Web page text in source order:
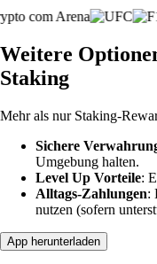
Weitere
Staking
Mehr als nur Staking-
Sichere
Umgebung halten.
Level Up Vorteile:
Alltags-Zahlungen:
nutzen (sofern
App herunterladen